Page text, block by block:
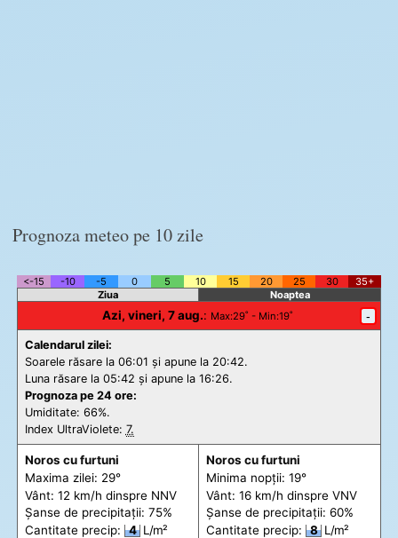
Prognoza meteo pe 10 zile
<-15 -10 -5 0 5 10 15 20 25 30
35+
Ziua
Noaptea
Azi, vineri, 7 aug.: Max:29˚ - Min:19˚ -
Calendarul zilei:
Soarele răsare la 06:01 și apune la 20:42.
Luna răsare la 05:42 și apune la 16:26.
Prognoza pe 24 ore:
Umiditate: 66%.
Index UltraViolete: 7.
Noros cu furtuni
Maxima zilei: 29°
Vânt: 12 km/h dinspre NNV
Șanse de precipitații: 75%
Cantitate precip:
4 L/m²
Noros cu furtuni
Minima nopții: 19°
Vânt: 16 km/h dinspre VNV
Șanse de precipitații: 60%
Cantitate precip:
8 L/m²